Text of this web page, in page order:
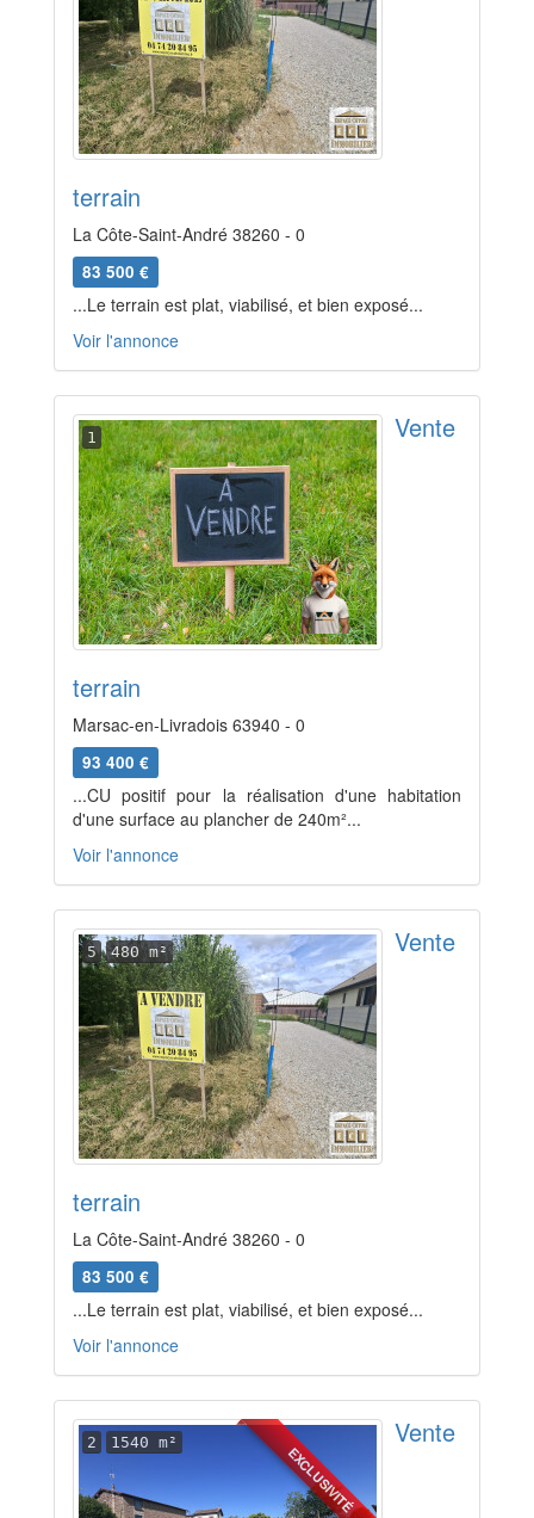
terrain
La Côte-Saint-André 38260 - 0
83 500 €
...Le terrain est plat, viabilisé, et bien exposé...
Voir l'annonce
1 Vente
terrain
Marsac-en-Livradois 63940 - 0
93 400 €
...CU positif pour la réalisation d'une habitation
d'une surface au plancher de 240m²...
Voir l'annonce
5 480 m² Vente
terrain
La Côte-Saint-André 38260 - 0
83 500 €
...Le terrain est plat, viabilisé, et bien exposé...
Voir l'annonce
EXCLUSIVITÉ
2 1540 m² Vente